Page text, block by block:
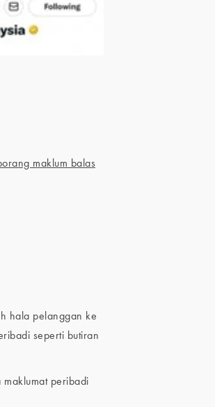
maklum balas
hala pelanggan ke
seperti butiran
peribadi